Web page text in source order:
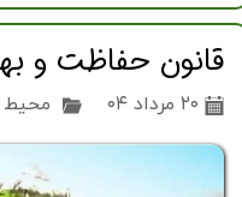
قانون حفاظت و
۲۰ مرداد ۰۴